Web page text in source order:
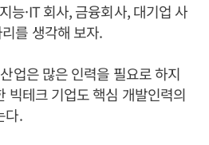
능·IT 회사, 금융회사, 대기업 사
를 생각해 보자.
업은 많은 인력을 필요로 하지
빅테크 기업도 핵심 개발인력의
다.